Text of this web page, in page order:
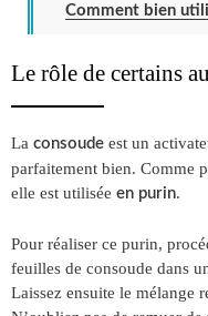
Comment bien
Le rôle de certains
La consoude est un
parfaitement bien. Comme
elle est utilisée en purin.
Pour réaliser ce purin,
feuilles de consoude dans
Laissez ensuite le mélange